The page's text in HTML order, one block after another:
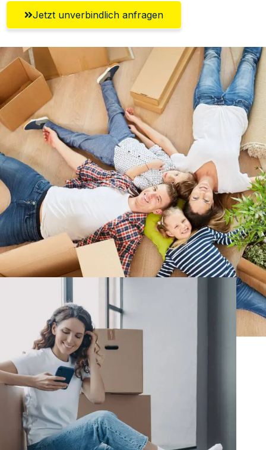
Jetzt unverbindlich anfragen